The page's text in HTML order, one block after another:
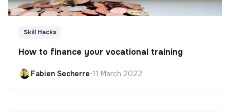
Skill Hacks
How to finance your vocational training
Fabien Secherre•11 March 2022